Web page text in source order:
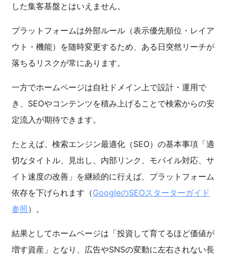
した集客基盤とはいえません。
プラットフォームは外部ルール（表示優先順位・レイア
ウト・機能）を随時変更するため、ある日突然リーチが
落ちるリスクが常にあります。
一方でホームページは自社ドメイン上で設計・運用で
き、SEOやコンテンツを積み上げることで検索からの安
定流入が期待できます。
たとえば、検索エンジン最適化（SEO）の基本事項「適
切なタイトル、見出し、内部リンク、モバイル対応、サ
イト速度の改善」を継続的に行えば、プラットフォーム
依存を下げられます（GoogleのSEOスターターガイド
参照 ）。
結果としてホームページは「投資して育てるほど価値が
増す資産」となり、広告やSNSの変動に左右されない長